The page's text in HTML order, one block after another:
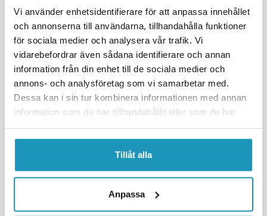
Vi använder enhetsidentifierare för att anpassa innehållet
och annonserna till användarna, tillhandahålla funktioner
för sociala medier och analysera vår trafik. Vi
vidarebefordrar även sådana identifierare och annan
information från din enhet till de sociala medier och
annons- och analysföretag som vi samarbetar med.
Dessa kan i sin tur kombinera informationen med annan
information som du har tillhandahållit eller som de har
Tillåt alla
Anpassa
SOMMARREA
VALERYD
LED Nummerskyltsbelysning
Ajba 12/24V 68x37x38 mm
212 kr (ink. moms) 249 kr
+ LÄGG I KUNDVAGN
MER INFORMATION
LED Nummerplåtslampa
Aspöck Regpoint II
98x48x45mm 12/24V med P&R
0,50m kabel
679 kr
+ LÄGG I KUNDVAGN
MER INFORMATION